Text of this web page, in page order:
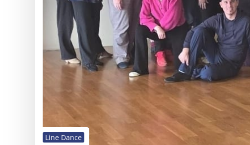
Line Dance